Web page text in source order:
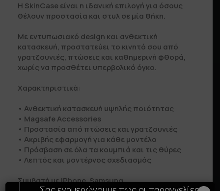
Η SkinCase είναι η ιδανική επιλογή για όσους
θέλουν προστασία και στυλ σε μία θήκη.
Με εντυπωσιακό design και ανθεκτική
κατασκευή, προστατεύει το κινητό σου από
γρατζουνιές, πτώσεις και καθημερινή φθορά,
χωρίς να προσθέτει υπερβολικό όγκο.
Χαρακτηριστικά:
• Ανθεκτική κατασκευή υψηλής ποιότητας
• Μagsafe Accessories
• Προστασία από πτώσεις και γρατζουνιές
• Ακριβής εφαρμογή για κάθε μοντέλο
• Πρόσβαση σε όλα τα κουμπιά και τις θύρες
• Λεπτός και μοντέρνος σχεδιασμός
Συμβατή με iPhone, Samsung.